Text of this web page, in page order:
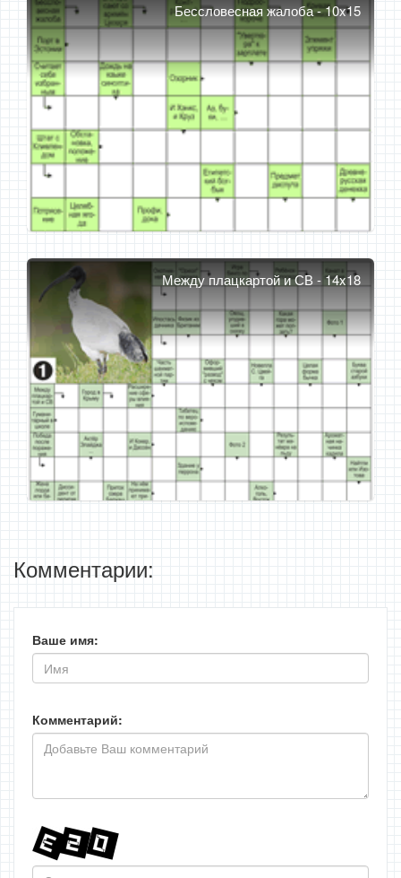
Бессловесная жалоба - 10x15
Между плацкартой и СВ - 14x18
Комментарии:
Ваше имя:
Комментарий: